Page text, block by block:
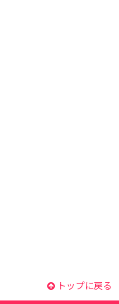
トップに戻る